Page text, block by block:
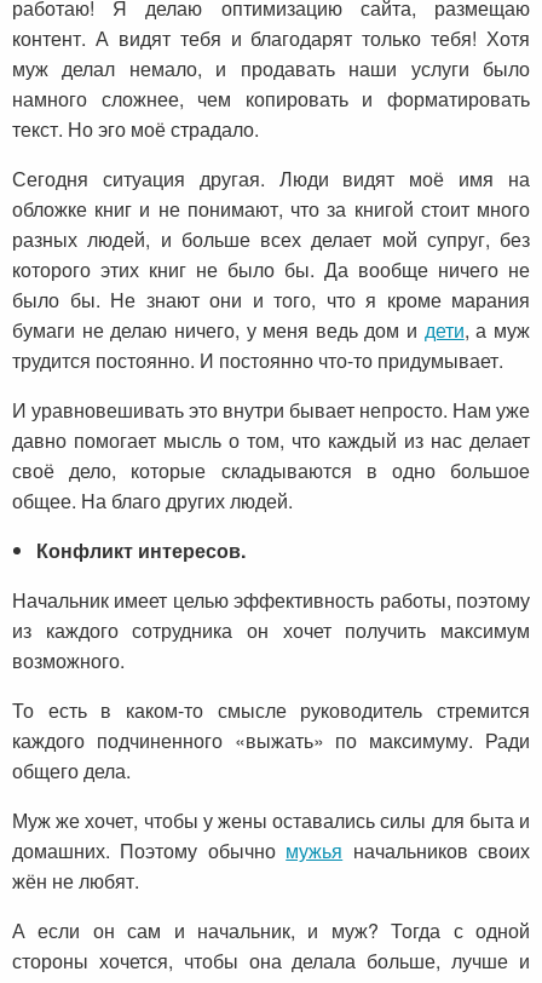
работаю! Я делаю оптимизацию сайта, размещаю
контент. А видят тебя и благодарят только тебя! Хотя
муж делал немало, и продавать наши услуги было
намного сложнее, чем копировать и форматировать
текст. Но эго моё страдало.
Сегодня ситуация другая. Люди видят моё имя на
обложке книг и не понимают, что за книгой стоит много
разных людей, и больше всех делает мой супруг, без
которого этих книг не было бы. Да вообще ничего не
было бы. Не знают они и того, что я кроме марания
бумаги не делаю ничего, у меня ведь дом и дети, а муж
трудится постоянно. И постоянно что-то придумывает.
И уравновешивать это внутри бывает непросто. Нам уже
давно помогает мысль о том, что каждый из нас делает
своё дело, которые складываются в одно большое
общее. На благо других людей.
Конфликт интересов.
Начальник имеет целью эффективность работы, поэтому
из каждого сотрудника он хочет получить максимум
возможного.
То есть в каком-то смысле руководитель стремится
каждого подчиненного «выжать» по максимуму. Ради
общего дела.
Муж же хочет, чтобы у жены оставались силы для быта и
домашних. Поэтому обычно мужья начальников своих
жён не любят.
А если он сам и начальник, и муж? Тогда с одной
стороны хочется, чтобы она делала больше, лучше и